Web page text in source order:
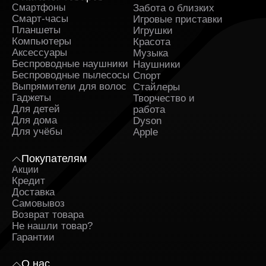
не только стартовую стоимость, но и общий срок
службы устройства. Такой подход делает выбор более
взвешенным.
Лучшие телефоны Samsung с
доставкой и в рассрочку
Для удобства покупателей доступны разные форматы
оформления сделки. Возможность оформить телефон
Самсунг с доставкой особенно актуальна для тех, кто
ценит мобильный сервис. Кроме того, покупку можно
забрать по адресу: ТЦ «Европа», ул. Ленина, 57.
Также востребован формат покупки телефонов
Самсунг в рассрочку, позволяющий распределить
расходы без лишней нагрузки на бюджет. Это
позволяет приобретать технику более комфортно.
При выборе устройства полезно учитывать
дополнительные условия:
Актуальный каталог с разбивкой по сериям и
Смартфоны
Смарт-часы
Планшеты
Компьютеры
Аксессуары
Беспроводные наушники
Беспроводные пылесосы
Выпрямители для волос
Гаджеты
Для детей
Для дома
Для учёбы
Забота о близких
Игровые приставки
Игрушки
Красота
Музыка
Наушники
Спорт
Стайлеры
Творчество и
работа
Dyson
Apple
Покупателям
Акции
Кредит
Доставка
Самовывоз
Возврат товара
Не нашли товар?
Гарантии